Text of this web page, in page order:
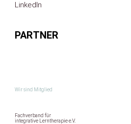
LinkedIn
PARTNER
Wir sind Mitglied
Fachverband für
integrative Lerntherapie e.V.